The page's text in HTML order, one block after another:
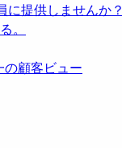
に提供しませんか？
。
の顧客ビュー